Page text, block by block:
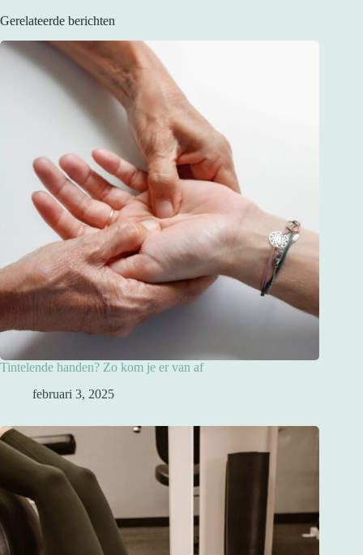
Gerelateerde berichten
Tintelende handen? Zo kom je er van af
februari 3, 2025